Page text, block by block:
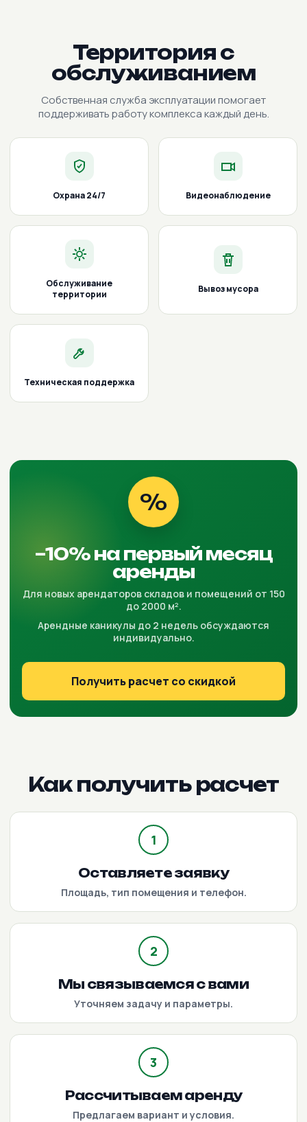
Территория с
обслуживанием
Собственная служба эксплуатации помогает
поддерживать работу комплекса каждый день.
Охрана 24/7 Видеонаблюдение
Обслуживание
территории
Вывоз мусора
Техническая поддержка
%
−10% на первый месяц
аренды
Для новых арендаторов складов и помещений от 150
до 2000 м².
Арендные каникулы до 2 недель обсуждаются
индивидуально.
Получить расчет со скидкой
Как получить расчет
1
Оставляете заявку
Площадь, тип помещения и телефон.
2
Мы связываемся с вами
Уточняем задачу и параметры.
3
Рассчитываем аренду
Предлагаем вариант и условия.